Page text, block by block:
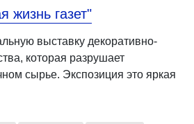
жизнь газет"
выставку декоративно-
которая разрушает
сырье. Экспозиция это яркая